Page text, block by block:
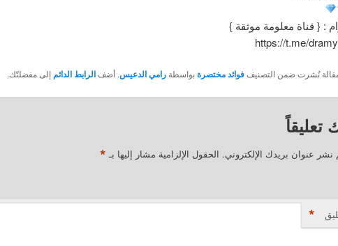
: { قناة معلومة موثقة }
https://t.me/
نُشرت ضمن التصنيففوائد مختصرةبواسطة رامي الدعيس. أضفالرابط الدائم إلى مفضلتّك.
تعليقاً
نشر عنوان بريدك الإلكتروني. الحقول الإلزامية مشار إليها بـ *
*